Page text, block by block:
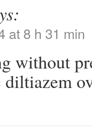
at 8 h 31 min
without